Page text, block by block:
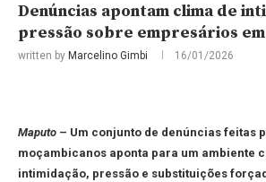
Denúncias apontam clima de
pressão sobre empresários
written by Marcelino Gimbi 16/01/2026
Maputo – Um conjunto de denúncias feitas
moçambicanos aponta para um ambiente
intimidação, pressão e substituições